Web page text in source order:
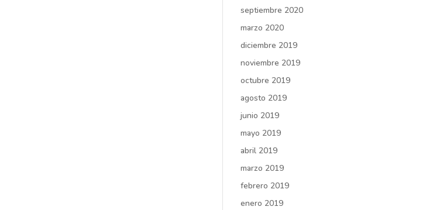
septiembre 2020
marzo 2020
diciembre 2019
noviembre 2019
octubre 2019
agosto 2019
junio 2019
mayo 2019
abril 2019
marzo 2019
febrero 2019
enero 2019